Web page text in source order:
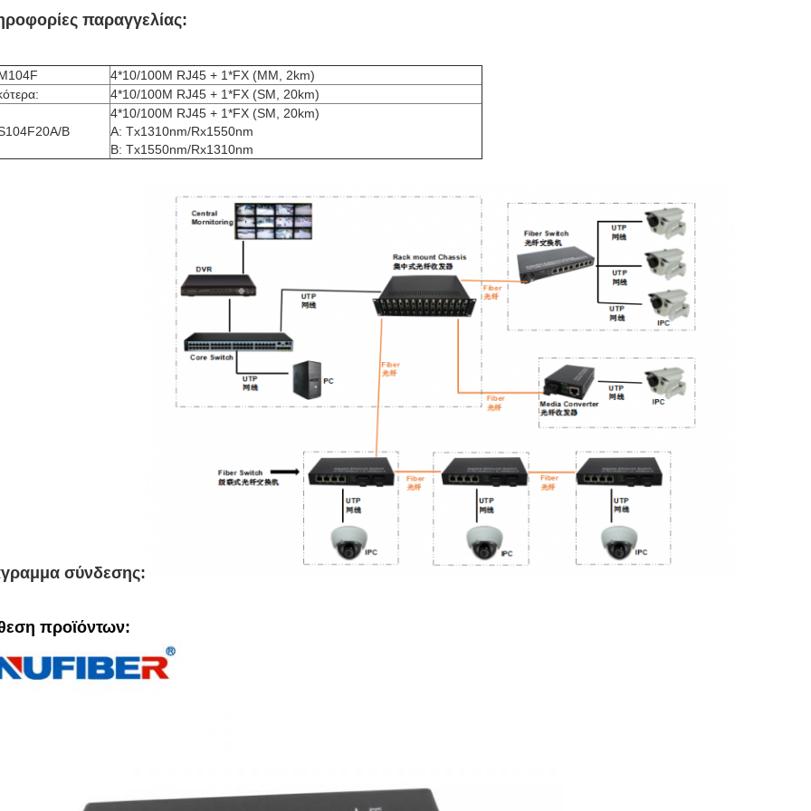
παραγγελίας:
4*10/100M RJ45 + 1*FX (MM, 2km)
4*10/100M RJ45 + 1*FX (SM, 20km)
B
4*10/100M RJ45 + 1*FX (SM, 20km)
Α: Tx1310nm/Rx1550nm
Β: Tx1550nm/Rx1310nm
σύνδεσης:
προϊόντων: